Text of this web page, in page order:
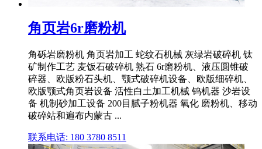
角页岩6r磨粉机
角砾岩磨粉机 角页岩加工 蛇纹石机械 灰绿岩破碎机 钛
矿制作工艺 麦饭石破碎机 熟石 6r磨粉机、液压圆锥破
碎器、欧版粉石头机、颚式破碎机设备、欧版细碎机、
欧版颚式角页岩设备 活性白土加工机械 钨机器 沙岩设
备 机制砂加工设备 200目腻子粉机器 氧化 磨粉机、移动
破碎站和遍布内蒙古 ...
联系电话: 180 3780 8511